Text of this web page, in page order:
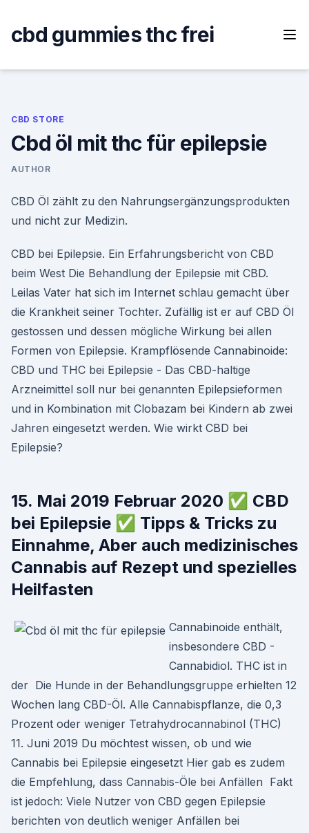
content
cbd gummies thc frei
CBD STORE
Cbd öl mit thc für epilepsie
AUTHOR
CBD Öl zählt zu den Nahrungsergänzungsprodukten
und nicht zur Medizin.
CBD bei Epilepsie. Ein Erfahrungsbericht von CBD
beim West Die Behandlung der Epilepsie mit CBD.
Leilas Vater hat sich im Internet schlau gemacht über
die Krankheit seiner Tochter. Zufällig ist er auf CBD Öl
gestossen und dessen mögliche Wirkung bei allen
Formen von Epilepsie. Krampflösende Cannabinoide:
CBD und THC bei Epilepsie - Das CBD-haltige
Arzneimittel soll nur bei genannten Epilepsieformen
und in Kombination mit Clobazam bei Kindern ab zwei
Jahren eingesetzt werden. Wie wirkt CBD bei
Epilepsie?
15. Mai 2019 Februar 2020 ✅ CBD
bei Epilepsie ✅ Tipps & Tricks zu
Einnahme, Aber auch medizinisches
Cannabis auf Rezept und spezielles
Heilfasten
Cannabinoide enthält,
insbesondere CBD -
Cannabidiol. THC ist in
der Die Hunde in der Behandlungsgruppe erhielten 12
Wochen lang CBD-Öl. Alle Cannabispflanze, die 0,3
Prozent oder weniger Tetrahydrocannabinol (THC)
11. Juni 2019 Du möchtest wissen, ob und wie
Cannabis bei Epilepsie eingesetzt Hier gab es zudem
die Empfehlung, dass Cannabis-Öle bei Anfällen Fakt
ist jedoch: Viele Nutzer von CBD gegen Epilepsie
berichten von deutlich weniger Anfällen bei